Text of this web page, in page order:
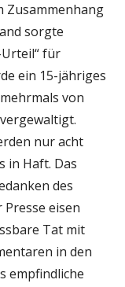
Zusammenhang
sorgte
für
ein 15-jähriges
von
nur acht
in Haft. Das
des
eisen
Tat mit
in den
empfindliche